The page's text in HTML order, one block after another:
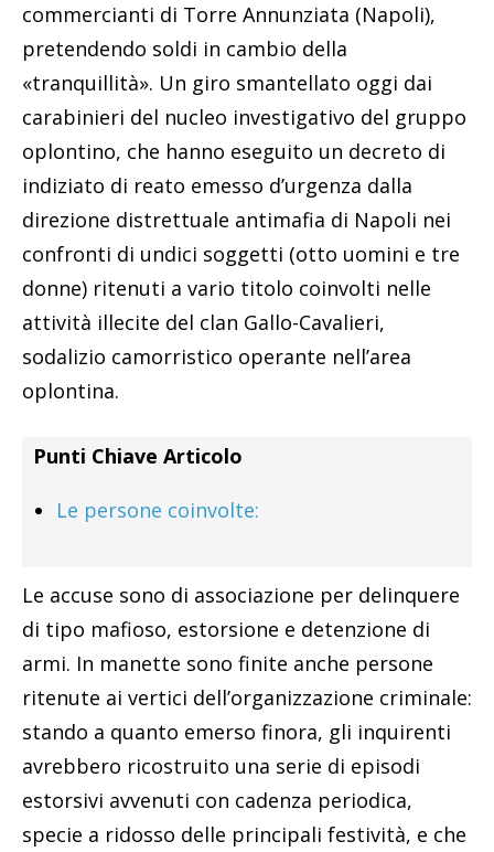
commercianti di Torre Annunziata (Napoli),
pretendendo soldi in cambio della
«tranquillità». Un giro smantellato oggi dai
carabinieri del nucleo investigativo del gruppo
oplontino, che hanno eseguito un decreto di
indiziato di reato emesso d’urgenza dalla
direzione distrettuale antimafia di Napoli nei
confronti di undici soggetti (otto uomini e tre
donne) ritenuti a vario titolo coinvolti nelle
attività illecite del clan Gallo-Cavalieri,
sodalizio camorristico operante nell’area
oplontina.
Punti Chiave Articolo
Le persone coinvolte:
Le accuse sono di associazione per delinquere
di tipo mafioso, estorsione e detenzione di
armi. In manette sono finite anche persone
ritenute ai vertici dell’organizzazione criminale:
stando a quanto emerso finora, gli inquirenti
avrebbero ricostruito una serie di episodi
estorsivi avvenuti con cadenza periodica,
specie a ridosso delle principali festività, e che